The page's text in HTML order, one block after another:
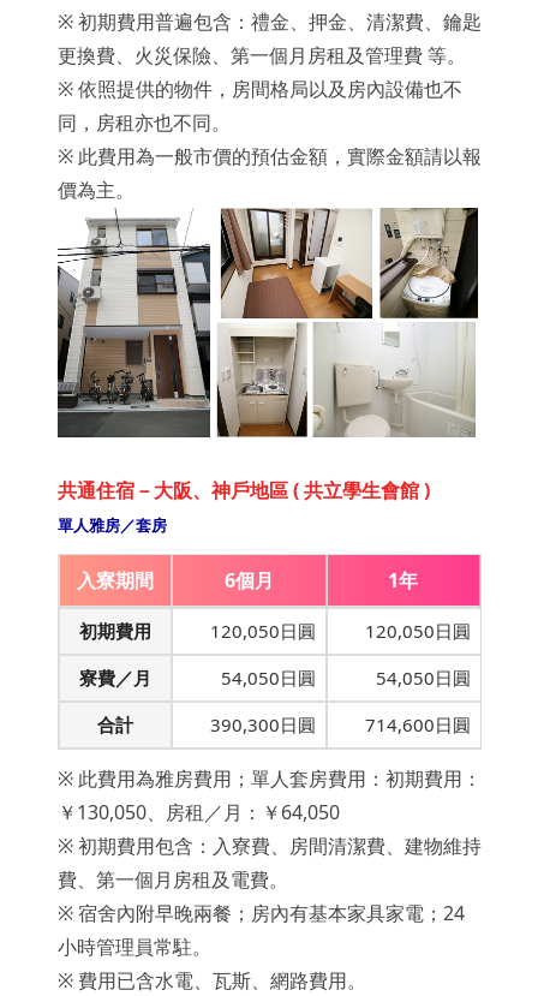
※ 初期費用普遍包含：禮金、押金、清潔費、鑰匙
更換費、火災保險、第一個月房租及管理費 等。
※ 依照提供的物件，房間格局以及房內設備也不
同，房租亦也不同。
※ 此費用為一般市價的預估金額，實際金額請以報
價為主。
共通住宿－大阪、神戶地區 ( 共立學生會館 )
單人雅房／套房
入寮期間 6個月 1年
初期費用 120,050日圓
120,050日圓
寮費／月
54,050日圓
54,050日圓
合計
390,300日圓 714,600日圓
※ 此費用為雅房費用；單人套房費用：初期費用：
￥130,050、房租／月：￥64,050
※ 初期費用包含：入寮費、房間清潔費、建物維持
費、第一個月房租及電費。
※ 宿舍內附早晚兩餐；房內有基本家具家電；24
小時管理員常駐。
※ 費用已含水電、瓦斯、網路費用。